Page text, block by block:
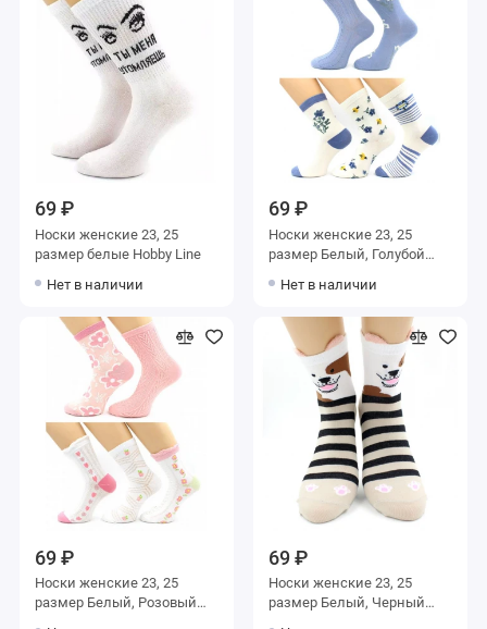
69 ₽
Носки женские 23, 25
размер белые Hobby Line
Нет в наличии
69 ₽
Носки женские 23, 25
размер Белый, Голубой
Нет в наличии
69 ₽
Носки женские 23, 25
размер Белый, Розовый
69 ₽
Носки женские 23, 25
размер Белый, Черный